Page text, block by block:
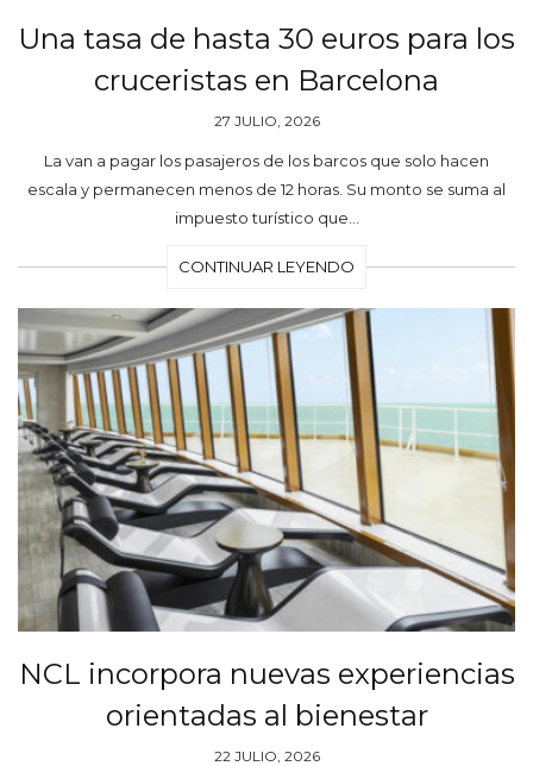
Una tasa de hasta 30 euros para los
cruceristas en Barcelona
27 JULIO, 2026
La van a pagar los pasajeros de los barcos que solo hacen
escala y permanecen menos de 12 horas. Su monto se suma al
impuesto turístico que…
CONTINUAR LEYENDO
NCL incorpora nuevas experiencias
orientadas al bienestar
22 JULIO, 2026